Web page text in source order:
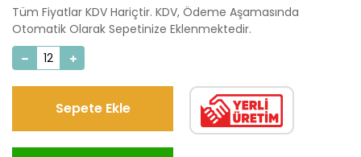
Tüm Fiyatlar KDV Hariçtir. KDV, Ödeme Aşamasında
Otomatik Olarak Sepetinize Eklenmektedir.
Sepete Ekle